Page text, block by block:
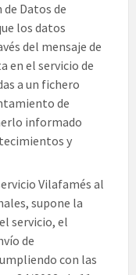
Datos de
los datos
del mensaje de
en el servicio de
a un fichero
de
informado
y
Vilafamés al
supone la
servicio, el
de
con las